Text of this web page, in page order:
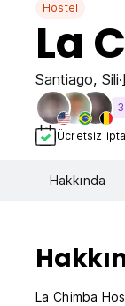
Hostel
La
Santiago, Sili
Ücretsiz
Hakkında
La Chimba